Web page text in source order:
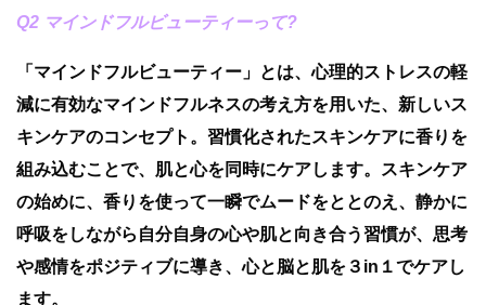
Q2 マインドフルビューティーって?
「マインドフルビューティー」とは、心理的ストレスの軽
減に有効なマインドフルネスの考え方を用いた、新しいス
キンケアのコンセプト。習慣化されたスキンケアに香りを
組み込むことで、肌と心を同時にケアします。スキンケア
の始めに、香りを使って一瞬でムードをととのえ、静かに
呼吸をしながら自分自身の心や肌と向き合う習慣が、思考
や感情をポジティブに導き、心と脳と肌を３in１でケアし
ます。